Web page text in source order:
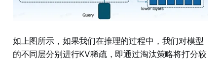
如上图所示，如果我们在推理的过程中，我们对模型
的不同层分别进行KV稀疏，即通过淘汰策略将打分较